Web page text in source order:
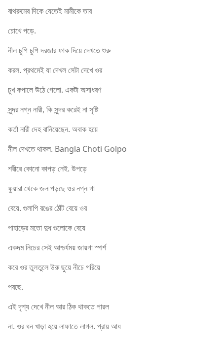
বাথরুমের দিকে যেতেই মামীকে তার
চোখে পড়ে.
নীল চুপি চুপি দরজার ফাক দিয়ে দেখতে শুরু
করল. প্রথমেই যা দেখল সেটা দেখে ওর
চুখ কপালে উঠে গেলো. একটা অসাধরণ
সুন্দর নগ্ন নারী, কি সুন্দর করেই না সৃষ্টি
কর্তা নারী দেহ বানিয়েছেন. অবাক হয়ে
নীল দেখতে থাকল. Bangla Choti Golpo
শরীরে কোনো কাপড় নেই. উপড়ে
ফুয়ারা থেকে জল পড়ছে ওর নগ্ন গা
বেয়ে. গুলাপি রঙের ঠোঁট বেয়ে ওর
পাহাড়ের মতো দুধ গুলোকে বেয়ে
একদম নিচের সেই আশ্চর্যময় জায়গা স্পর্শ
করে ওর তুলতুলে উরু ছুয়ে নীচে গরিয়ে
পরছে.
এই দৃশ্য দেখে নীল আর ঠিক থাকতে পারল
না. ওর ধন খাড়া হয়ে লাফাতে লাগল. প্রায় আধ